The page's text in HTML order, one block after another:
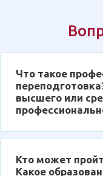
Что такое
высшего или
Кто может
Какое